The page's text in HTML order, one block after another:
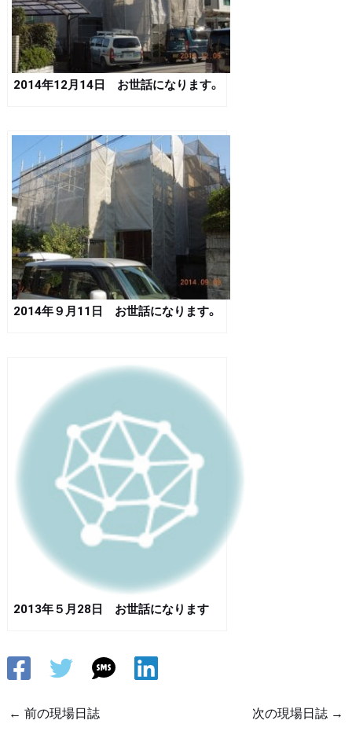
2014年12月14日 お世話になります。
2014年９月11日 お世話になります。
2013年５月28日 お世話になります
← 前の現場日誌 次の現場日誌 →